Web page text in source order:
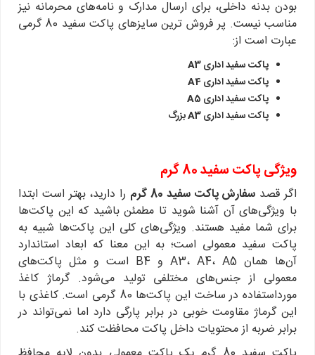
بودن بدنه داخلی، برای ارسال مدارک و نامه‌های محرمانه نیز
مناسب نیست. پر فروش ترین سایزهای پاکت سفید 80 گرمی
عبارت است از:
پاکت سفید اداری A3
پاکت سفید اداری A4
پاکت سفید اداری A5
پاکت سفید اداری A3 بزرگ
ویژگی‌ پاکت سفید 80 گرم
اگر قصد سفارش پاکت سفید 80 گرم
را دارید، بهتر است ابتدا
با ویژگی‌های آن آشنا شوید تا مطمئن باشید که این پاکت‌ها
برای شما مفید هستند. ویژگی‌های کلی این پاکت‌ها شبیه به
پاکت سفید معمولی است؛ به این معنا که ابعاد استاندارد
آن‌ها همان A3، A4، A5 و B4 است و مثل پاکت‌های
معمولی از جنس‌های مختلفی تولید می‌شود. گرماژ کاغذ
مورداستفاده در ساخت این پاکت‌ها 80 گرمی است. کاغذی با
این گرماژ مقاومت خوبی در برابر پارگی دارد اما نمی‌تواند در
برابر ضربه از محتویات داخل پاکت محافظت کند.